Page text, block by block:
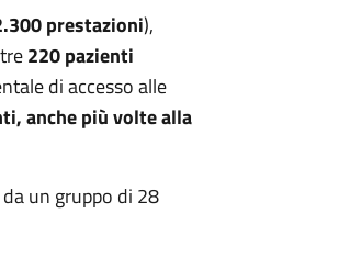
prestazioni),
220 pazienti
di accesso alle
anche più volte alla
un gruppo di 28